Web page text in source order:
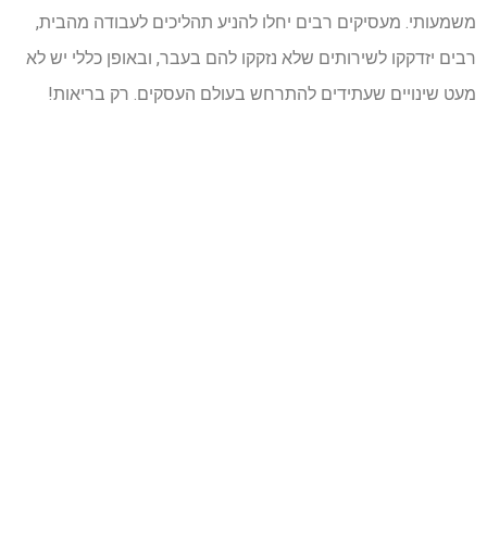
משמעותי. מעסיקים רבים יחלו להניע תהליכים לעבודה מהבית,
רבים יזדקקו לשירותים שלא נזקקו להם בעבר, ובאופן כללי יש לא
מעט שינויים שעתידים להתרחש בעולם העסקים. רק בריאות!